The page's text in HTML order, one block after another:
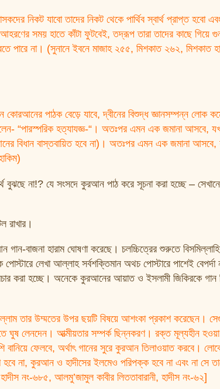
নিকট যাবো তাদের নিকট থেকে পার্থিব স্বার্থ প্রাপ্ত হবো
সময় হাতে কাঁটা ফুটবেই, তদ্রূপ তারা তাদের কাছে গিয়ে
পারে না। (সুনানে ইবনে মাজাহ ২৫৫, মিশকাত ২৬২, মিশকাত
পাঠক বেড়ে যাবে, দ্বীনের বিশুদ্ধ জ্ঞানসম্পন্ন লোক
“পারস্পরিক হত্যাযজ্ঞ-“। অতঃপর এমন এক জমানা আসবে,
বিধান বাস্তবায়িত হবে না)। অতঃপর এমন এক জমানা আসবে,
না!? যে সংসদে কুরআন পাঠ করে সূচনা করা হচ্ছে –
বাজনা হারাম ঘোষণা করেছে। চলচ্চিত্রের শুরুতে
লেখা আল্লাহ সর্বশক্তিমান অথচ পোস্টারে পাশেই বেপর্দা
করা হচ্ছে। অনেকে কুরআনের আয়াত ও ইসলামী জিকিরকে গান
তার উম্মতের উপর ছয়টি বিষয়ে আশংকা প্রকাশ করেছেন।
লেনদেন। আত্মীয়তার সম্পর্ক ছিন্নকরণ। রক্ত মূল্যহীন হওয়া
বানিয়ে ফেলবে, অর্থাৎ গানের সুরে কুরআন তিলাওয়াত করবে।
না, কুরআন ও হাদীসের ইলমেও পরিপক্ক হবে না এবং না সে
নং-৬৮৫, আলমু’জামুল কাবীর লিততাবারানী, হাদীস নং-৬২]